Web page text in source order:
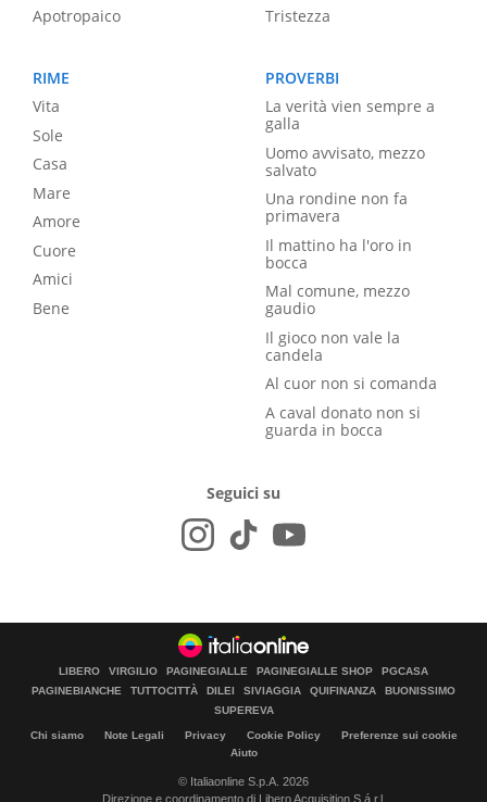
Apotropaico
Tristezza
RIME
Vita
Sole
Casa
Mare
Amore
Cuore
Amici
Bene
PROVERBI
La verità vien sempre a
galla
Uomo avvisato, mezzo
salvato
Una rondine non fa
primavera
Il mattino ha l'oro in
bocca
Mal comune, mezzo
gaudio
Il gioco non vale la
candela
Al cuor non si comanda
A caval donato non si
guarda in bocca
Seguici su
LIBERO VIRGILIO PAGINEGIALLE PAGINEGIALLE SHOP
PGCASA
PAGINEBIANCHE
TUTTOCITTÀ DILEI SIVIAGGIA QUIFINANZA
BUONISSIMO
SUPEREVA
Chi siamo Note Legali Privacy Cookie Policy
Preferenze sui cookie
Aiuto
© Italiaonline S.p.A. 2026
Direzione e coordinamento di Libero Acquisition S.á r.l.